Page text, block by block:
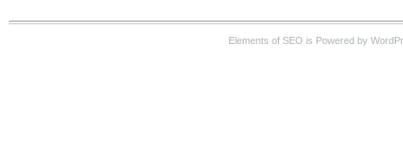
Elements of SEO is Powered by